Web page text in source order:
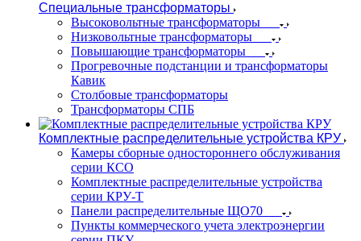
Специальные трансформаторы
Высоковольтные трансформаторы
Низковольтные трансформаторы
Повышающие трансформаторы
Прогревочные подстанции и трансформаторы
Кавик
Столбовые трансформаторы
Трансформаторы СПБ
Комплектные распределительные устройства КРУ
Камеры сборные одностороннего обслуживания
серии КСО
Комплектные распределительные устройства
серии КРУ-Т
Панели распределительные ЩО70
Пункты коммерческого учета электроэнергии